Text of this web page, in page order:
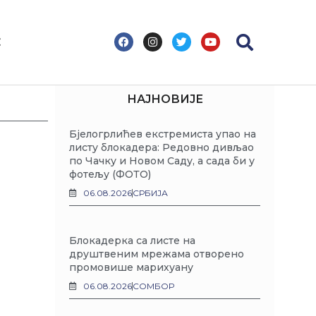
F
a
o
o
I
n
g
r
T
w
e
r
Y
o
b
НАЈНОВИЈЕ
Бјелогрлићев екстремиста упао на
листу блокадера: Редовно дивљао
по Чачку и Новом Саду, а сада би у
фотељу (ФОТО)
06.08.2026СРБИЈА
Блокадерка са листе на
друштвеним мрежама отворено
промовише марихуану
06.08.2026СОМБОР